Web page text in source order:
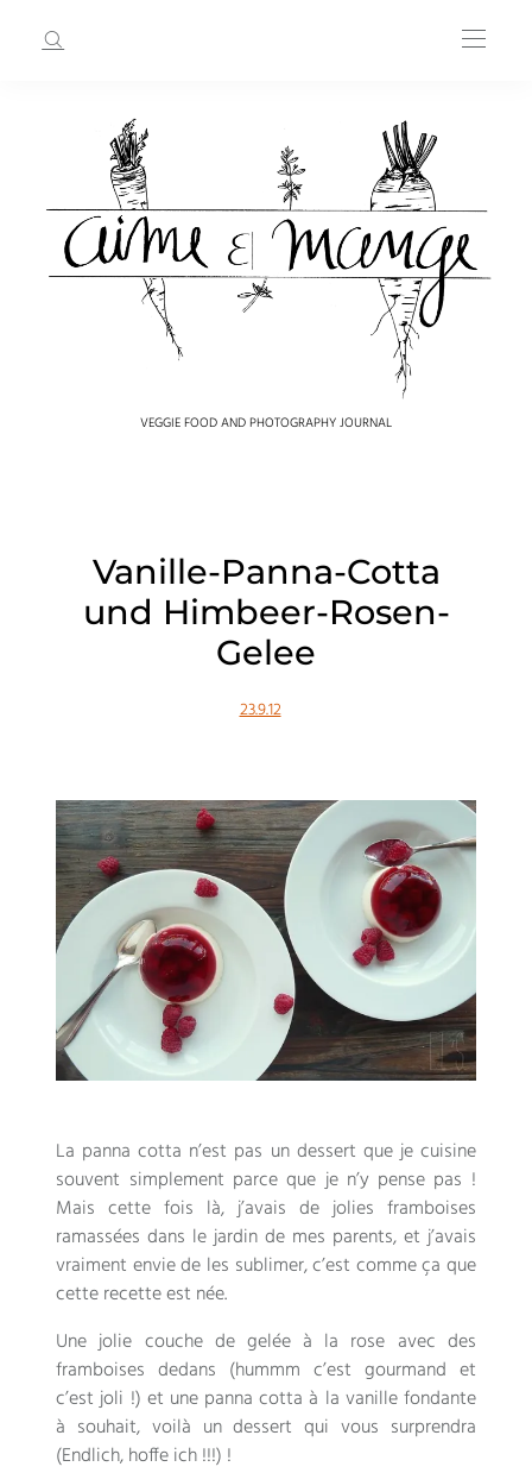
VEGGIE FOOD AND PHOTOGRAPHY JOURNAL
Vanille-Panna-Cotta
und Himbeer-Rosen-
Gelee
23.9.12
La panna cotta n’est pas un dessert que je cuisine
souvent simplement parce que je n’y pense pas !
Mais cette fois là,j’avais de jolies framboises
ramassées dans le jardin de mes parents, et j’avais
vraiment envie de les sublimer,c’est comme ça que
cette recette est née.
Une jolie couche de gelée à la rose avec des
framboises dedans (hummm c’est gourmand et
c’est joli !) et une panna cotta à la vanille fondante
à souhait, voilà un dessert qui vous surprendra
(Endlich, hoffe ich !!!) !